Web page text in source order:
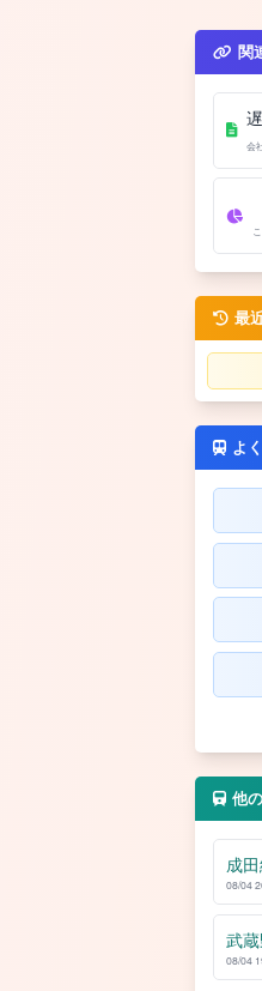
関
会
最
よ
他
成
08/04
武
08/04